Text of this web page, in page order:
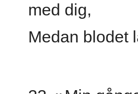
med dig,
Medan blodet